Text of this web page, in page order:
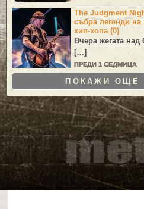
The Judgment
събра легенди на
хип-хопа (0)
Вчера жегата
[…]
ПРЕДИ 1 СЕДМИЦА
ПОКАЖИ ОЩЕ